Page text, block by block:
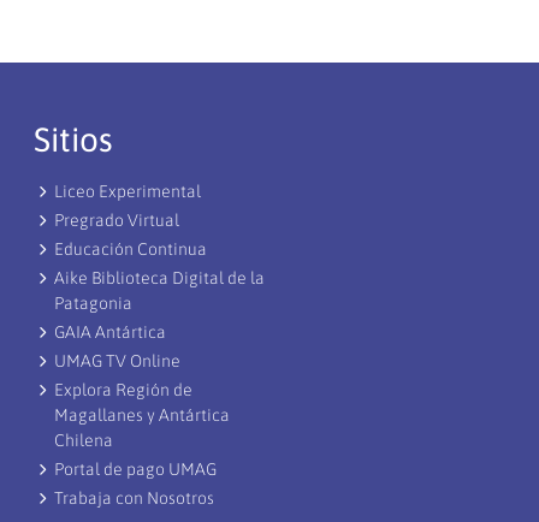
Sitios
Liceo Experimental
Pregrado Virtual
Educación Continua
Aike Biblioteca Digital de la
Patagonia
GAIA Antártica
UMAG TV Online
Explora Región de
Magallanes y Antártica
Chilena
Portal de pago UMAG
Trabaja con Nosotros